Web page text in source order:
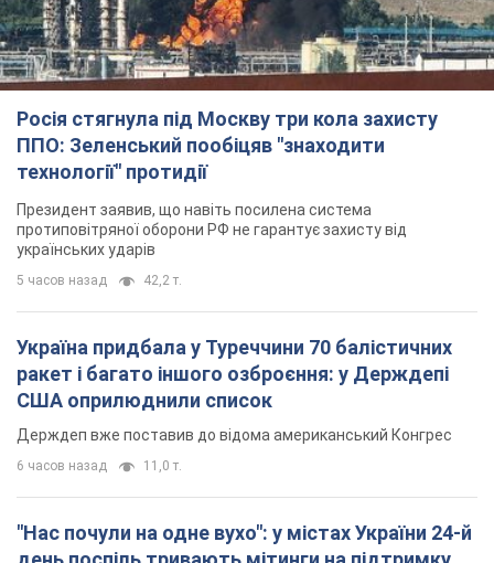
ракет і багато іншого озброєння: у Держдепі
США оприлюднили список
Держдеп вже поставив до відома американський Конгрес
6 часов назад 11,0 т.
"Нас почули на одне вухо": у містах України 24-й
день поспіль тривають мітинги на підтримку
Федорова. Фото і відео
тривають
6 часов назад 4,1 т.